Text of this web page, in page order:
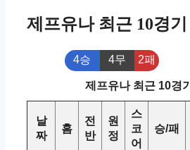
제프유나 최근 10경기
4승 4무 2패
제프유나 최근 10경기
날
짜
홈
전
반
원
정
스
코
어
승/패